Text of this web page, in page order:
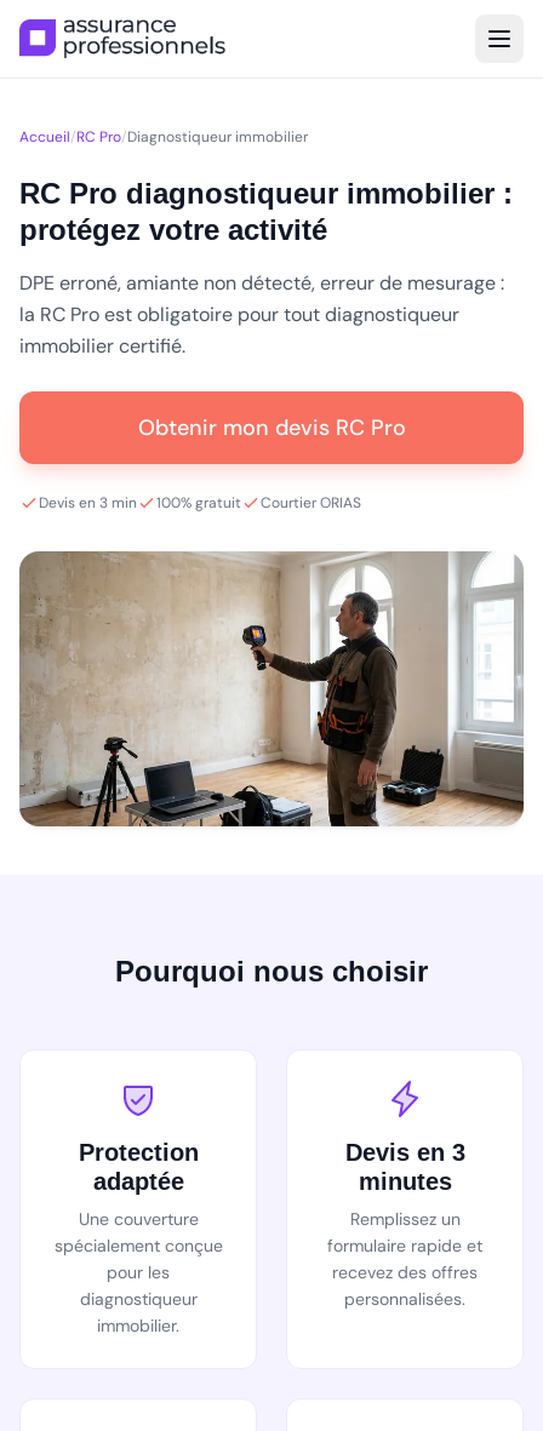
Accueil/RC Pro/Diagnostiqueur immobilier
RC Pro diagnostiqueur immobilier :
protégez votre activité
DPE erroné, amiante non détecté, erreur de mesurage :
la RC Pro est obligatoire pour tout diagnostiqueur
immobilier certifié.
Obtenir mon devis RC Pro
Devis en 3 min 100% gratuit Courtier ORIAS
Pourquoi nous choisir
Protection
adaptée
Une couverture
spécialement conçue
pour les
diagnostiqueur
immobilier.
Devis en 3
minutes
Remplissez un
formulaire rapide et
recevez des offres
personnalisées.